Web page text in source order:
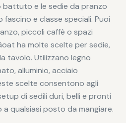
battuto e le sedie da pranzo
e classe speciali. Puoi
piccoli caffè o spazi
ha molte scelte per sedie,
tavolo. Utilizzano legno
alluminio, acciaio
scelte consentono agli
di sedili duri, belli e pronti
qualsiasi posto da mangiare.